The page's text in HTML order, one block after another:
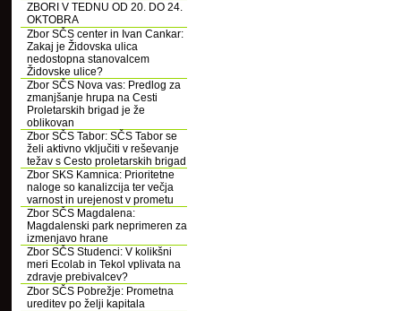
ZBORI V TEDNU OD 20. DO 24.
OKTOBRA
Zbor SČS center in Ivan Cankar:
Zakaj je Židovska ulica
nedostopna stanovalcem
Židovske ulice?
Zbor SČS Nova vas: Predlog za
zmanjšanje hrupa na Cesti
Proletarskih brigad je že
oblikovan
Zbor SČS Tabor: SČS Tabor se
želi aktivno vključiti v reševanje
težav s Cesto proletarskih brigad
Zbor SKS Kamnica: Prioritetne
naloge so kanalizcija ter večja
varnost in urejenost v prometu
Zbor SČS Magdalena:
Magdalenski park neprimeren za
izmenjavo hrane
Zbor SČS Studenci: V kolikšni
meri Ecolab in Tekol vplivata na
zdravje prebivalcev?
Zbor SČS Pobrežje: Prometna
ureditev po želji kapitala